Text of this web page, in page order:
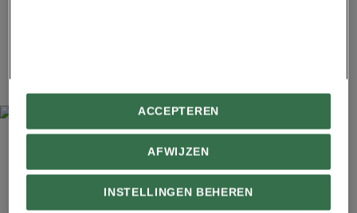
INSTELLINGEN BEHEREN
AFWIJZEN
ACCEPTEREN